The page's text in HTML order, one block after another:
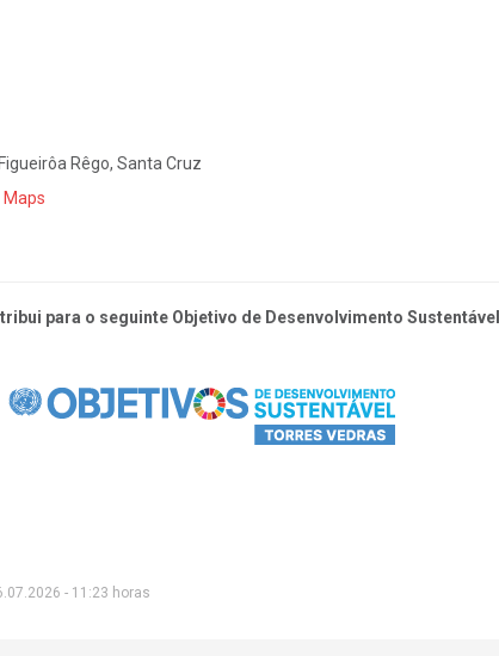
Rêgo, Santa Cruz
Maps
para o seguinte Objetivo de Desenvolvimento
- 11:23 horas